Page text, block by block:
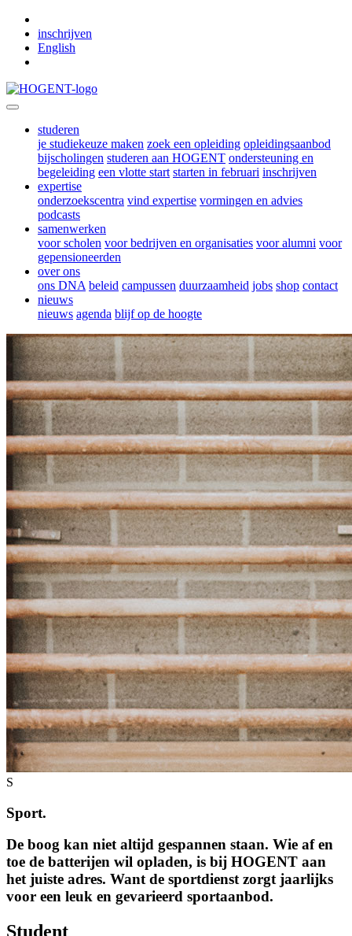
inschrijven
English
studeren
je studiekeuze maken zoek een opleiding opleidingsaanbod
bijscholingen studeren aan HOGENT ondersteuning en
begeleiding een vlotte start starten in februari inschrijven
expertise
onderzoekscentra vind expertise vormingen en advies
podcasts
samenwerken
voor scholen voor bedrijven en organisaties voor alumni voor
gepensioneerden
over ons
ons DNA beleid campussen duurzaamheid jobs shop contact
nieuws
nieuws agenda blijf op de hoogte
S
Sport.
De boog kan niet altijd gespannen staan. Wie af en
toe de batterijen wil opladen, is bij HOGENT aan
het juiste adres. Want de sport­dienst zorgt jaar­lijks
voor een leuk en gevarieerd sport­aanbod.
Student